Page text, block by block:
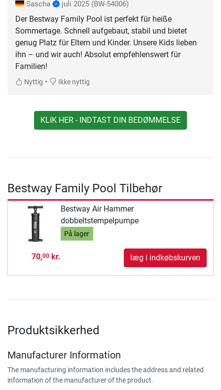
Sascha juli 2025 (BW-54006)
Der Bestway Family Pool ist perfekt für heiße
Sommertage. Schnell aufgebaut, stabil und bietet
genug Platz für Eltern und Kinder. Unsere Kids lieben
ihn – und wir auch! Absolut empfehlenswert für
Familien!
Nyttig • Ikke nyttig
KLIK HER - INDTAST DIN BEDØMMELSE
Bestway Family Pool Tilbehør
Bestway Air Hammer
dobbeltstempelpumpe
På lager
70,00kr. læg i indkøbskurven
Produktsikkerhed
Manufacturer Information
The manufacturing information includes the address and related
information of the manufacturer of the product.